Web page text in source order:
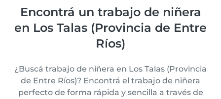
Encontrá un trabajo de niñera
en Los Talas (Provincia de Entre
Ríos)
¿Buscá trabajo de niñera en Los Talas (Provincia
de Entre Ríos)? Encontrá el trabajo de niñera
perfecto de forma rápida y sencilla a través de